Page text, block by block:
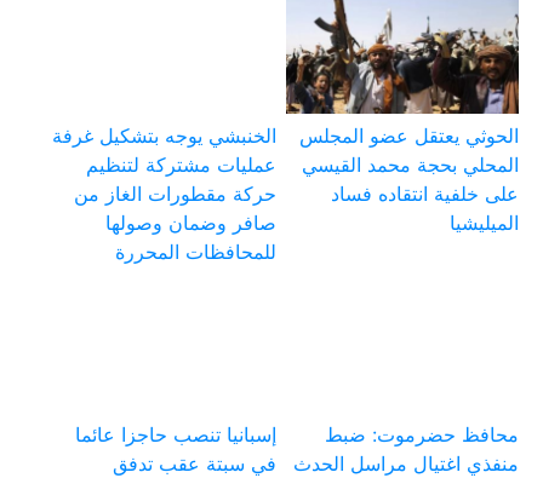
الحوثي يعتقل عضو المجلس
المحلي بحجة محمد القيسي
على خلفية انتقاده فساد
الميليشيا
الخنبشي يوجه بتشكيل غرفة
عمليات مشتركة لتنظيم
حركة مقطورات الغاز من
صافر وضمان وصولها
للمحافظات المحررة
محافظ حضرموت: ضبط
منفذي اغتيال مراسل الحدث
إسبانيا تنصب حاجزا عائما
في سبتة عقب تدفق